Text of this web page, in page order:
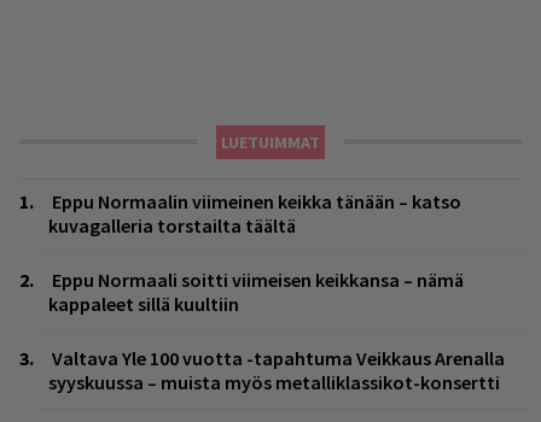
LUETUIMMAT
Eppu Normaalin viimeinen keikka tänään – katso
kuvagalleria torstailta täältä
Eppu Normaali soitti viimeisen keikkansa – nämä
kappaleet sillä kuultiin
Valtava Yle 100 vuotta -tapahtuma Veikkaus Arenalla
syyskuussa – muista myös metalliklassikot-konsertti